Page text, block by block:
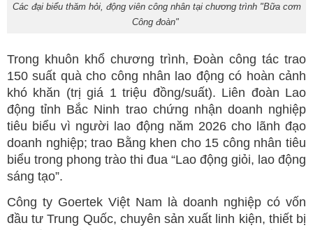
Các đại biểu thăm hỏi, động viên công nhân tại chương trình "Bữa cơm
Công đoàn"
Trong khuôn khổ chương trình, Đoàn công tác trao
150 suất quà cho công nhân lao động có hoàn cảnh
khó khăn (trị giá 1 triệu đồng/suất). Liên đoàn Lao
động tỉnh Bắc Ninh trao chứng nhận doanh nghiệp
tiêu biểu vì người lao động năm 2026 cho lãnh đạo
doanh nghiệp; trao Bằng khen cho 15 công nhân tiêu
biểu trong phong trào thi đua “Lao động giỏi, lao động
sáng tạo”.
Công ty Goertek Việt Nam là doanh nghiệp có vốn
đầu tư Trung Quốc, chuyên sản xuất linh kiện, thiết bị